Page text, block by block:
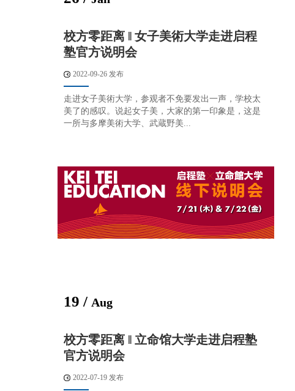
校方零距离 ‖ 女子美術大学走进启程
塾官方说明会
2022-09-26 发布
走进女子美術大学，参观者不免要发出一声，学校太
美了的感叹。说起女子美，大家的第一印象是，这是
一所与多摩美術大学、武蔵野美...
19 / Aug
校方零距离 ‖ 立命馆大学走进启程塾
官方说明会
2022-07-19 发布